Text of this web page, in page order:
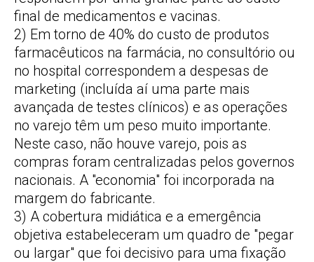
final de medicamentos e vacinas.
2) Em torno de 40% do custo de produtos
farmacêuticos na farmácia, no consultório ou
no hospital correspondem a despesas de
marketing (incluída aí uma parte mais
avançada de testes clínicos) e as operações
no varejo têm um peso muito importante.
Neste caso, não houve varejo, pois as
compras foram centralizadas pelos governos
nacionais. A "economia" foi incorporada na
margem do fabricante.
3) A cobertura midiática e a emergência
objetiva estabeleceram um quadro de "pegar
ou largar" que foi decisivo para uma fixação